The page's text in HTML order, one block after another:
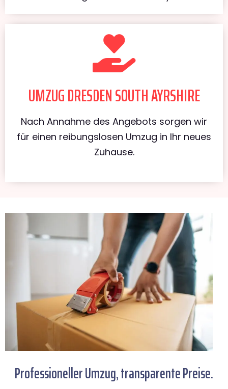
UMZUG DRESDEN SOUTH AYRSHIRE
Nach Annahme des Angebots sorgen wir
für einen reibungslosen Umzug in Ihr neues
Zuhause.
Professioneller Umzug, transparente Preise.